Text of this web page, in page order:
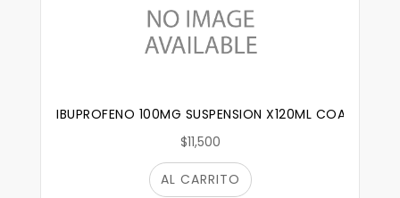
IBUPROFENO 100MG SUSPENSION X120ML
$11,500
AL CARRITO